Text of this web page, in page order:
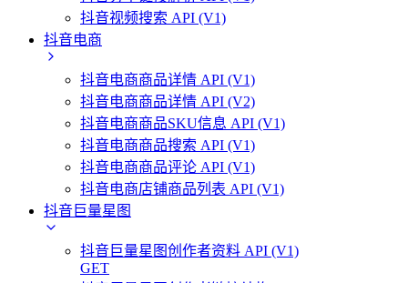
抖音视频搜索 API (V1)
抖音电商
抖音电商商品详情 API (V1)
抖音电商商品详情 API (V2)
抖音电商商品SKU信息 API (V1)
抖音电商商品搜索 API (V1)
抖音电商商品评论 API (V1)
抖音电商店铺商品列表 API (V1)
抖音巨量星图
抖音巨量星图创作者资料 API (V1)
GET